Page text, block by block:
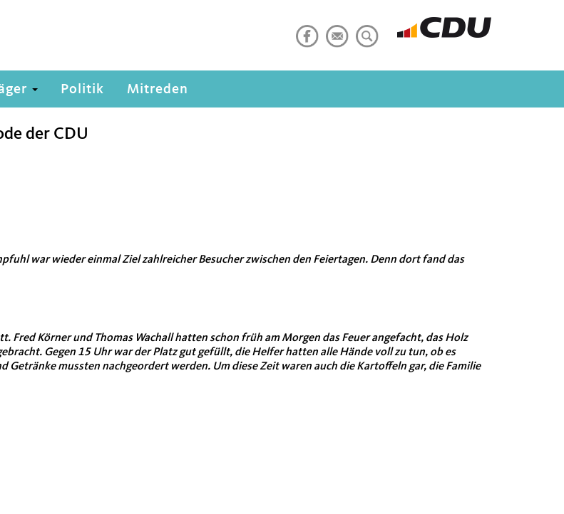
Politik Mitreden
der CDU
war wieder einmal Ziel zahlreicher Besucher zwischen den Feiertagen. Denn dort fand das
Körner und Thomas Wachall hatten schon früh am Morgen das Feuer angefacht, das Holz
Gegen 15 Uhr war der Platz gut gefüllt, die Helfer hatten alle Hände voll zu tun, ob es
Getränke mussten nachgeordert werden. Um diese Zeit waren auch die Kartoffeln gar, die Familie